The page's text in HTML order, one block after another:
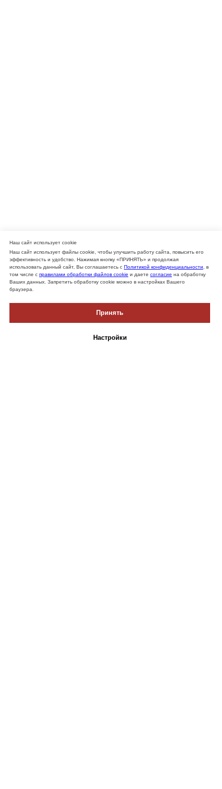
Наш сайт использует cookie
Наш сайт использует файлы cookie, чтобы улучшить работу сайта, повысить его
эффективность и удобство. Нажимая кнопку «ПРИНЯТЬ» и продолжая
использовать данный сайт, Вы соглашаетесь с Политикой конфиденциальности, в
том числе с правилами обработки файлов cookie и даете согласие на обработку
Ваших данных. Запретить обработку cookie можно в настройках Вашего
браузера.
Принять
Настройки